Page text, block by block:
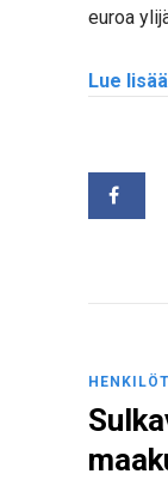
euroa
Lue lisää
HENKILÖT